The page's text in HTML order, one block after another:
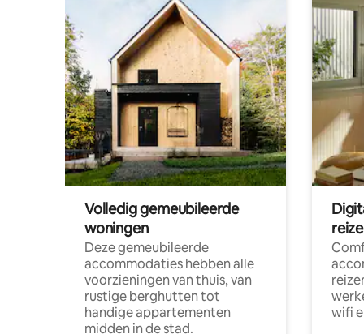
Volledig gemeubileerde
woningen
Deze gemeubileerde
accommodaties hebben alle
voorzieningen van thuis, van
rustige berghutten tot
handige appartementen
midden in de stad.
wifi